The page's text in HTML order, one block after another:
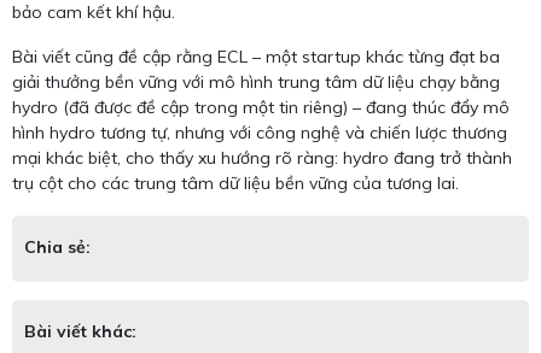
bảo cam kết khí hậu.
Bài viết cũng đề cập rằng ECL – một startup khác từng đạt ba
giải thưởng bền vững với mô hình trung tâm dữ liệu chạy bằng
hydro (đã được đề cập trong một tin riêng) – đang thúc đẩy mô
hình hydro tương tự, nhưng với công nghệ và chiến lược thương
mại khác biệt, cho thấy xu hướng rõ ràng: hydro đang trở thành
trụ cột cho các trung tâm dữ liệu bền vững của tương lai.
Chia sẻ:
Bài viết khác: